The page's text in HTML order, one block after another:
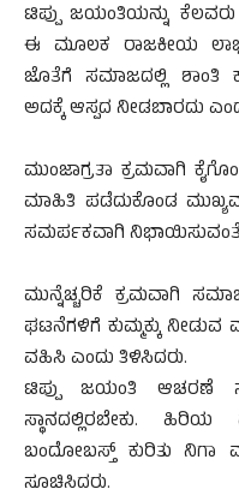
ಟಿಪ್ಪು ಜಯಂತಿಯನ್ನು ಕೆಲವರು
ಈ ಮೂಲಕ ರಾಜಕೀಯ ಲಾಭ
ಜೊತೆಗೆ ಸಮಾಜದಲ್ಲಿ ಶಾಂತಿ
ಅದಕ್ಕೆ ಆಸ್ಪದ ನೀಡಬಾರದು
ಮುಂಜಾಗ್ರತಾ ಕ್ರಮವಾಗಿ
ಮಾಹಿತಿ ಪಡೆದುಕೊಂಡ
ಸಮರ್ಪಕವಾಗಿ ನಿಭಾಯಿಸುವಂತೆ
ಮುನ್ನೆಚ್ಚರಿಕೆ ಕ್ರಮವಾಗಿ
ಘಟನೆಗಳಿಗೆ ಕುಮ್ಮಕ್ಕು ನೀಡುವ
ವಹಿಸಿ ಎಂದು ತಿಳಿಸಿದರು.
ಟಿಪ್ಪು ಜಯಂತಿ ಆಚರಣೆ
ಸ್ಥಾನದಲ್ಲಿರಬೇಕು. ಹಿರಿಯ
ಬಂದೋಬಸ್ತ್ ಕುರಿತು ನಿಗಾ
ಸೂಚಿಸಿದರು.